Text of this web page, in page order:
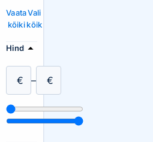
Vaata
kõiki
Vali
kõik
Hind
€ – €